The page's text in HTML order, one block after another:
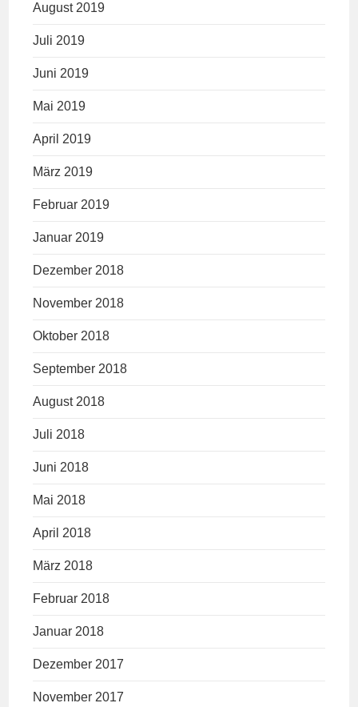
August 2019
Juli 2019
Juni 2019
Mai 2019
April 2019
März 2019
Februar 2019
Januar 2019
Dezember 2018
November 2018
Oktober 2018
September 2018
August 2018
Juli 2018
Juni 2018
Mai 2018
April 2018
März 2018
Februar 2018
Januar 2018
Dezember 2017
November 2017